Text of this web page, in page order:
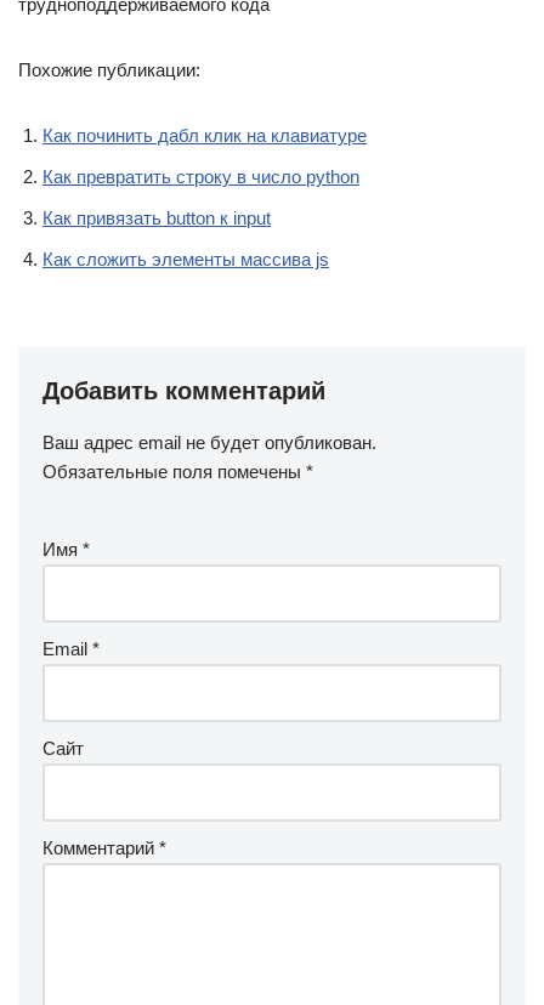
трудноподдерживаемого кода
Похожие публикации:
Как починить дабл клик на клавиатуре
Как превратить строку в число python
Как привязать button к input
Как сложить элементы массива js
Добавить комментарий
Ваш адрес email не будет опубликован.
Обязательные поля помечены *
Имя *
Email *
Сайт
Комментарий *